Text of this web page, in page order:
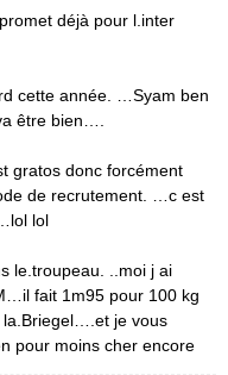
déjà pour l.inter
cette année. …Syam ben
être bien….
gratos donc forcément
de recrutement. …c est
lol
le.troupeau. ..moi j ai
fait 1m95 pour 100 kg
la.Briegel….et je vous
pour moins cher encore